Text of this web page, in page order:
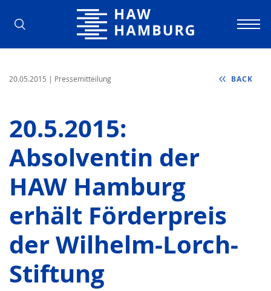
Hamburg University of Applied
20.05.2015 | Pressemitteilung BACK
20.5.2015:
Absolventin der
HAW Hamburg
erhält Förderpreis
der Wilhelm-Lorch-
Stiftung